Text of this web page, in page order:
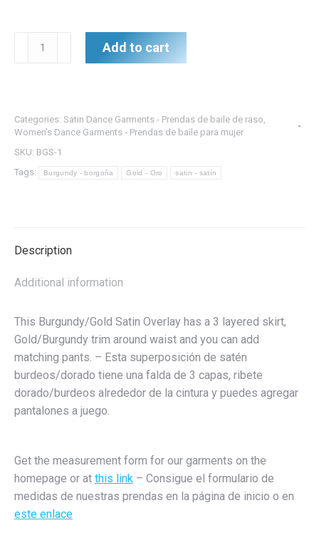
de
satén
Add to cart
Categories: Satin Dance Garments - Prendas de baile de raso
Women's Dance Garments - Prendas de baile para mujer
SKU: BGS-1
Tags:
Burgundy - borgoña Gold - Oro satin - satín
Description
Additional information
This Burgundy/Gold Satin Overlay has a 3 layered skirt,
Gold/Burgundy trim around waist and you can add
matching pants. – Esta superposición de satén
burdeos/dorado tiene una falda de 3 capas, ribete
dorado/burdeos alrededor de la cintura y puedes agregar
pantalones a juego.
Get the measurement form for our garments on the
homepage or at this link – Consigue el formulario de
medidas de nuestras prendas en la página de inicio o en
este enlace